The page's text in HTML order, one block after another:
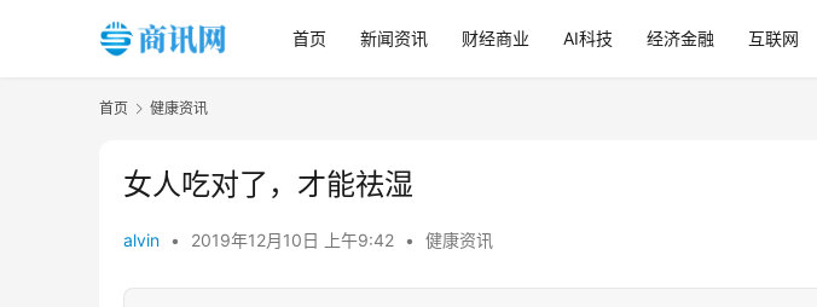
首页 新闻资讯 财经商业 AI科技 经济金融 互联网
首页 健康资讯
女人吃对了，才能祛湿
alvin • 2019年12月10日 上午9:42 • 健康资讯